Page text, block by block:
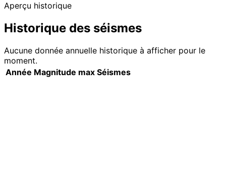
Aperçu historique
Historique des séismes
Aucune donnée annuelle historique à afficher pour le
moment.
Année Magnitude max Séismes